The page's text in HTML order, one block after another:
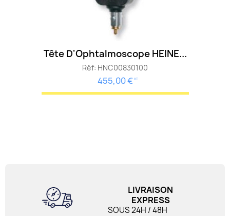
Tête D'Ophtalmoscope HEINE...
Réf: HNC00830100
455,00 € HT
LIVRAISON
EXPRESS
SOUS 24H / 48H